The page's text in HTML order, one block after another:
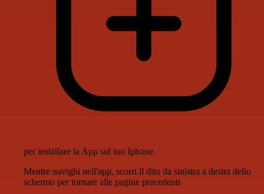
per installare la App sul tuo Iphone.
Mentre navighi nell'app, scorri il dito da sinistra a destra dello
schermo per tornare alle pagine precedenti